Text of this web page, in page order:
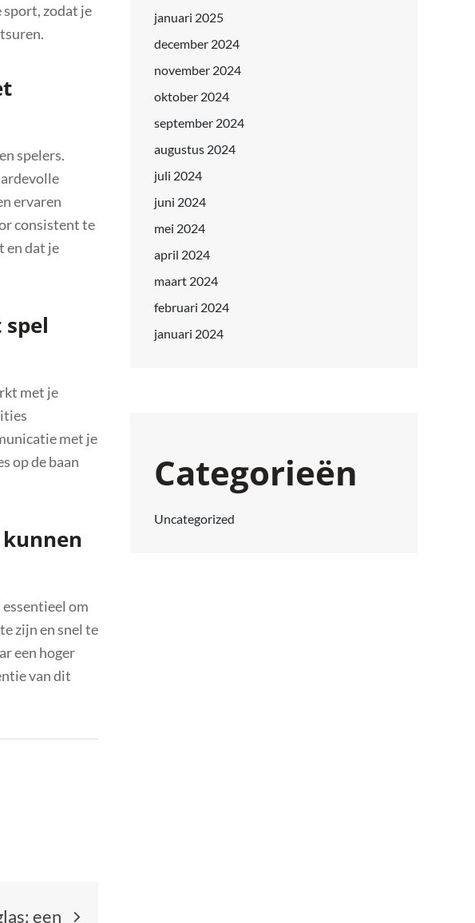
zodat je
spelers.
ervaren
consistent te
en dat je
met je
met je
op de baan
om
zijn en snel te
een hoger
van dit
een
januari 2025
december 2024
november 2024
oktober 2024
september 2024
augustus 2024
juli 2024
juni 2024
mei 2024
april 2024
maart 2024
februari 2024
januari 2024
Categorieën
Uncategorized